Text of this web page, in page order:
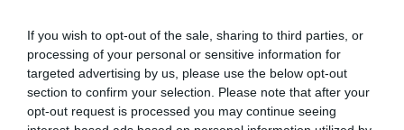
If you wish to opt-out of the sale, sharing to third parties, or
processing of your personal or sensitive information for
targeted advertising by us, please use the below opt-out
section to confirm your selection. Please note that after your
opt-out request is processed you may continue seeing
LAISSER UN COMMENTAIRE